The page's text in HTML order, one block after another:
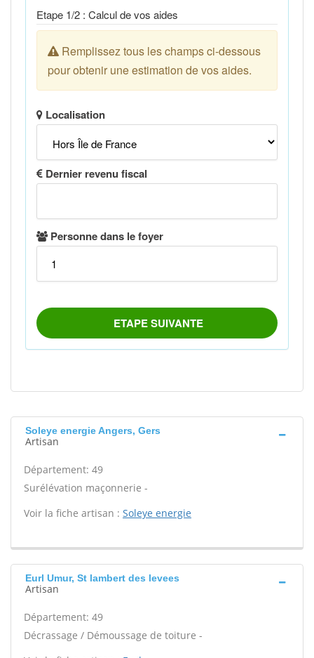
Soleye energie Angers, Gers
Artisan
Département: 49
Surélévation maçonnerie -
Voir la fiche artisan : Soleye energie
Eurl Umur, St lambert des levees
Artisan
Département: 49
Décrassage / Démoussage de toiture -